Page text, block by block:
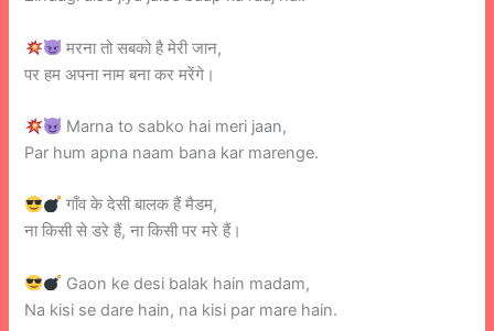
मरना तो सबको है मेरी जान,
पर हम अपना नाम बना कर मरेंगे।
Marna to sabko hai meri jaan,
Par hum apna naam bana kar marenge.
गाँव के देसी बालक हैं मैडम,
ना किसी से डरे हैं, ना किसी पर मरे हैं।
Gaon ke desi balak hain madam,
Na kisi se dare hain, na kisi par mare hain.